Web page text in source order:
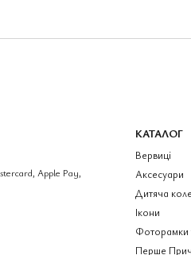
КАТАЛОГ
Вервиці
Аксесуари
Дитяча
Ікони
Фоторамки
Перше